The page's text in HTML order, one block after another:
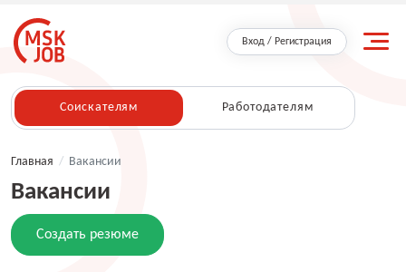
Вход / Регистрация
Соискателям Работодателям
Главная / Вакансии
Вакансии
Создать резюме